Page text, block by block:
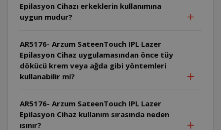
Epilasyon Cihazı erkeklerin kullanımına
uygun mudur?
AR5176- Arzum SateenTouch IPL Lazer
Epilasyon Cihaz uygulamasından önce tüy
dökücü krem veya ağda gibi yöntemleri
kullanabilir mi?
AR5176- Arzum SateenTouch IPL Lazer
Epilasyon Cihaz kullanım sırasında neden
ısınır?